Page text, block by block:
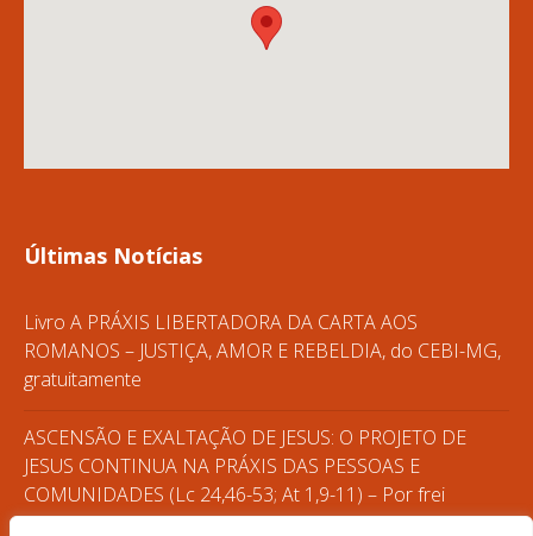
Últimas Notícias
Livro A PRÁXIS LIBERTADORA DA CARTA AOS
ROMANOS – JUSTIÇA, AMOR E REBELDIA, do CEBI-MG,
gratuitamente
ASCENSÃO E EXALTAÇÃO DE JESUS: O PROJETO DE
JESUS CONTINUA NA PRÁXIS DAS PESSOAS E
COMUNIDADES (Lc 24,46-53; At 1,9-11) – Por frei
Gilvander